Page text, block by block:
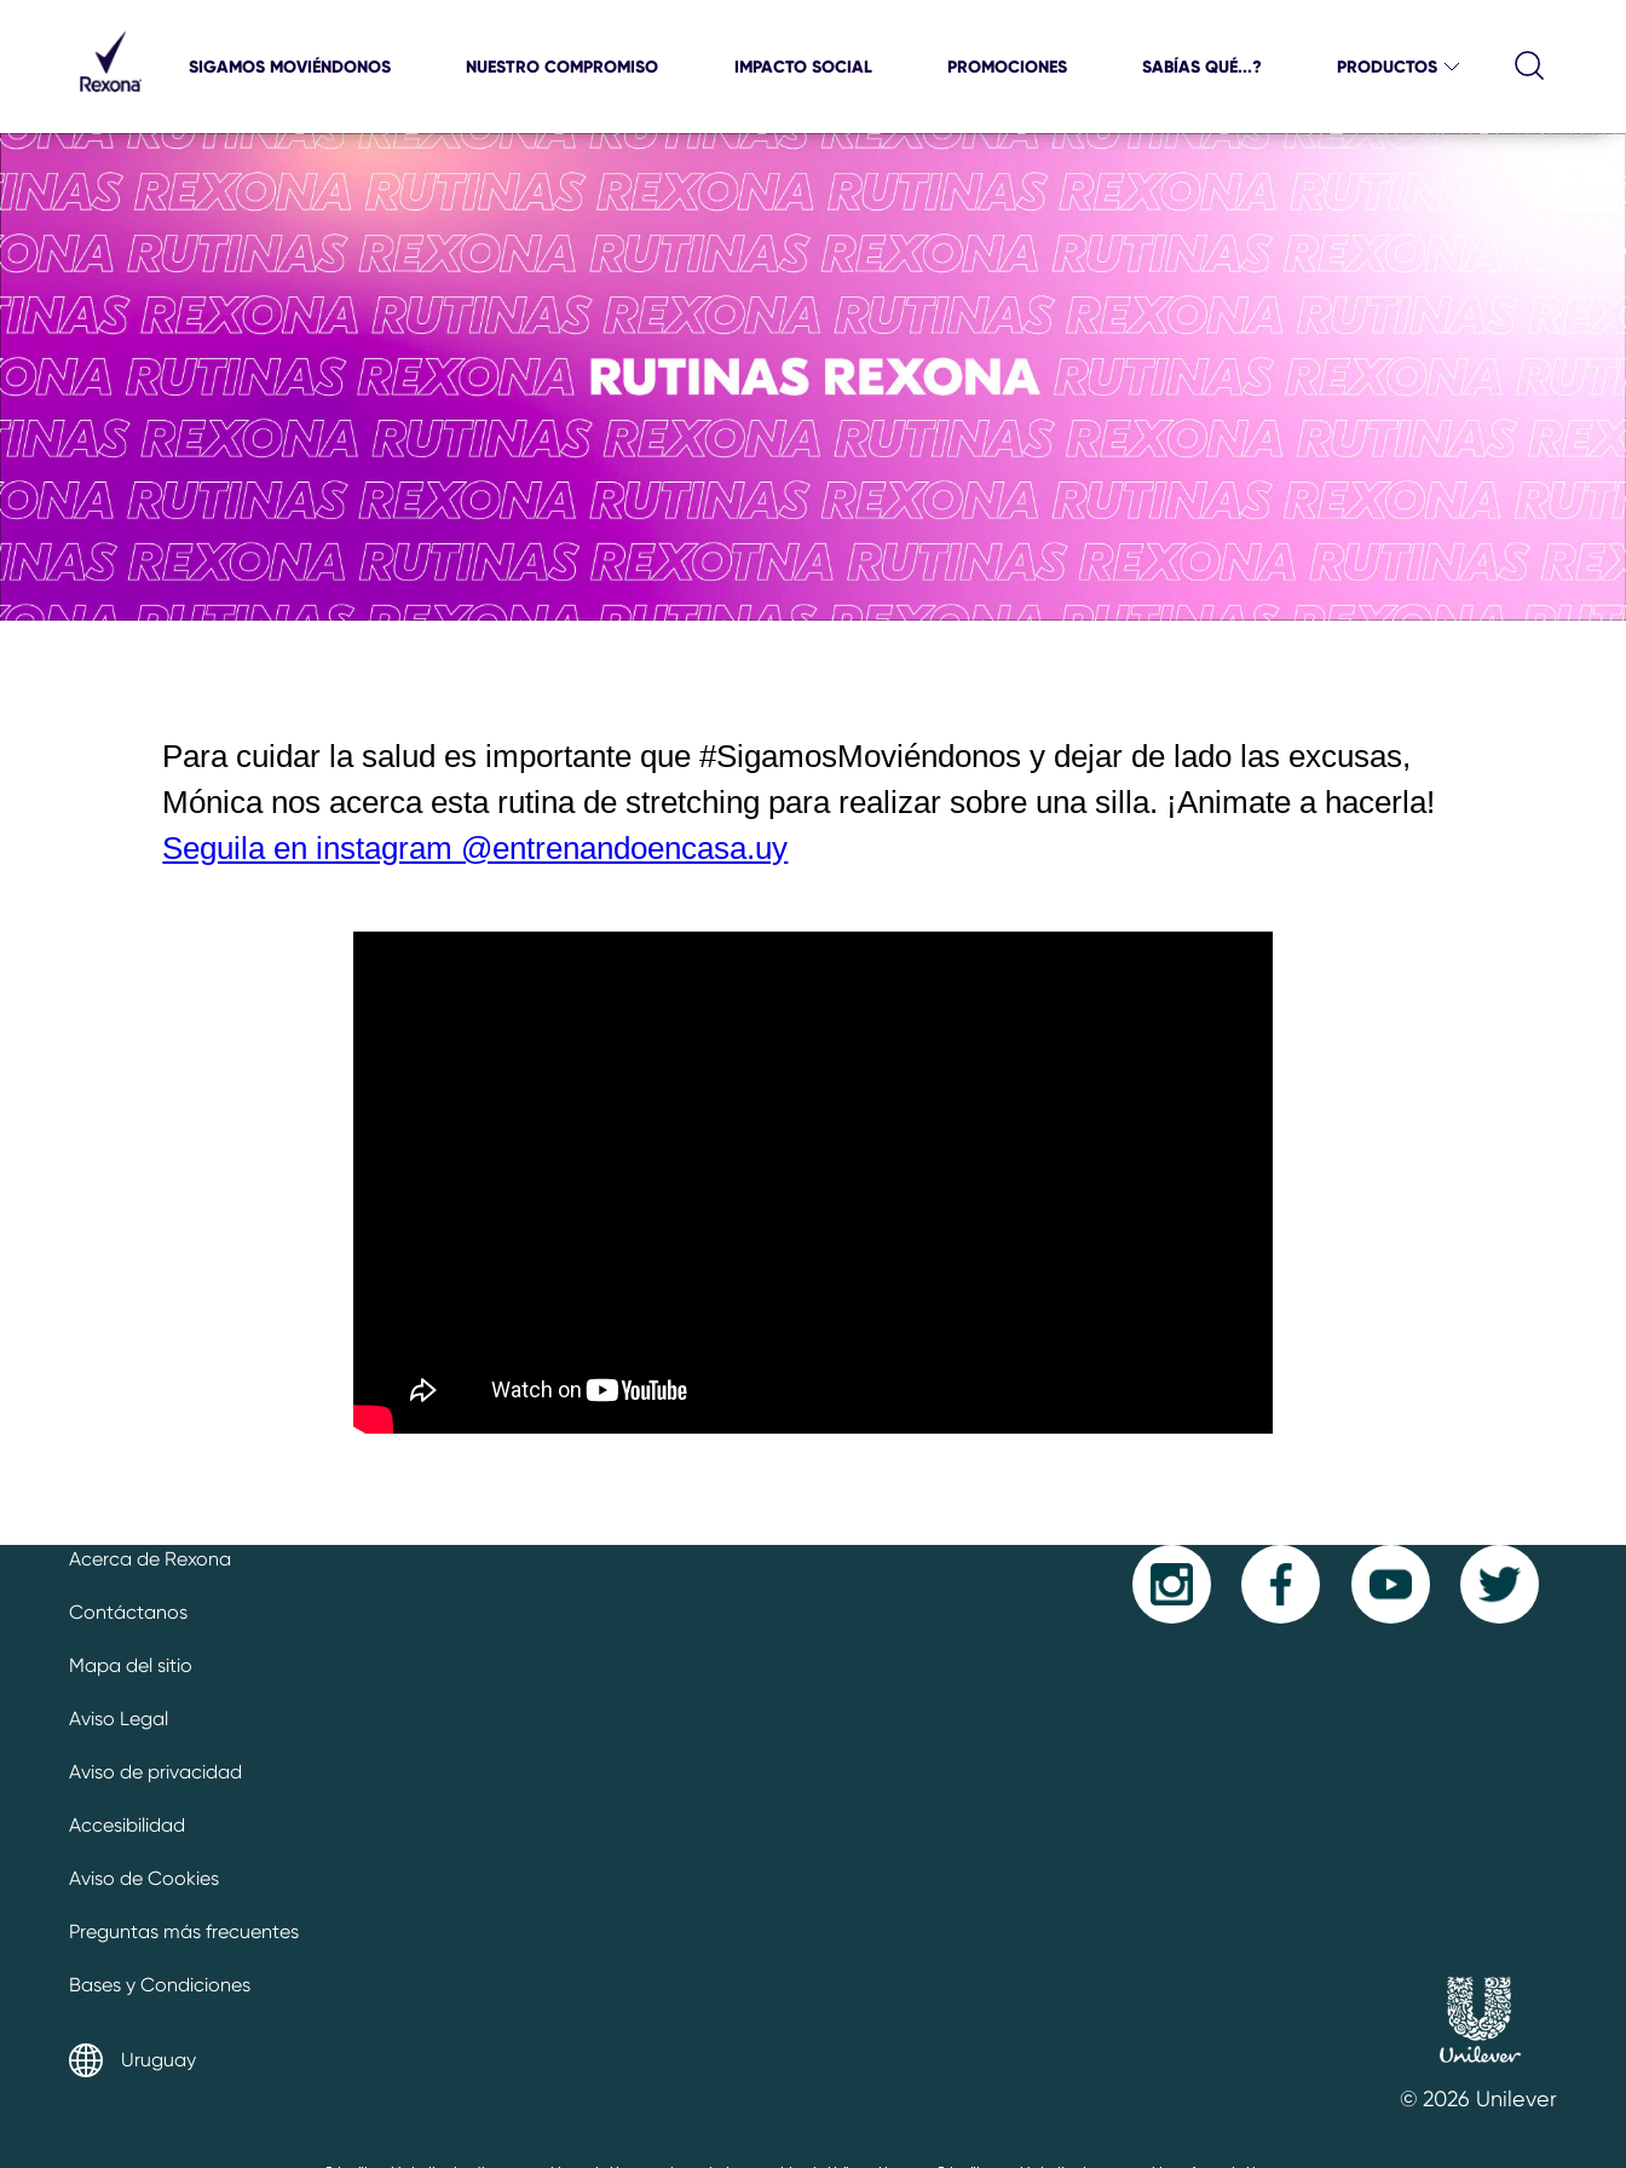
SIGAMOS MOVIÉNDONOS NUESTRO COMPROMISO IMPACTO SOCIAL PROMOCIONES SABÍAS QUÉ...? PRODUCTOS
Para cuidar la salud es importante que #SigamosMoviéndonos y dejar de lado las excusas,
Mónica nos acerca esta rutina de stretching para realizar sobre una silla. ¡Animate a hacerla!
Seguila en instagram @entrenandoencasa.uy
Acerca de Rexona
Contáctanos
Mapa del sitio
Aviso Legal
Aviso de privacidad
Accesibilidad
Aviso de Cookies
Preguntas más frecuentes
Bases y Condiciones
Uruguay
© 2026 Unilever